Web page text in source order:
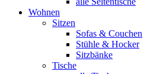
Wohnen
Sitzen
Sofas & Couchen
Stühle & Hocker
Sitzbänke
Tische